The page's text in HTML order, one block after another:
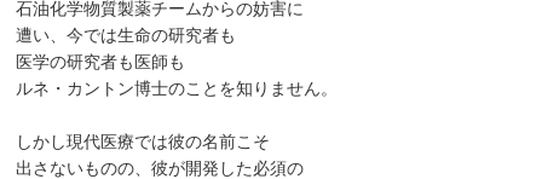
石油化学物質製薬チームからの妨害に
遭い、今では生命の研究者も
医学の研究者も医師も
ルネ・カントン博士のことを知りません。
しかし現代医療では彼の名前こそ
出さないものの、彼が開発した必須の